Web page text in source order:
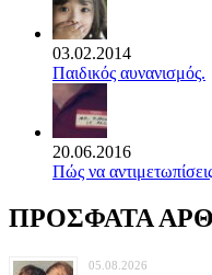
03.02.2014
Παιδικός αυνανισμός.
20.06.2016
Πώς να
ΠΡΟΣΦΑΤΑ
05.08.2026